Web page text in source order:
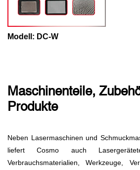
Modell: DC-W
Maschinenteile,
Produkte
Neben Lasermaschinen und
liefert Cosmo auch
Verbrauchsmaterialien, Werkzeuge,